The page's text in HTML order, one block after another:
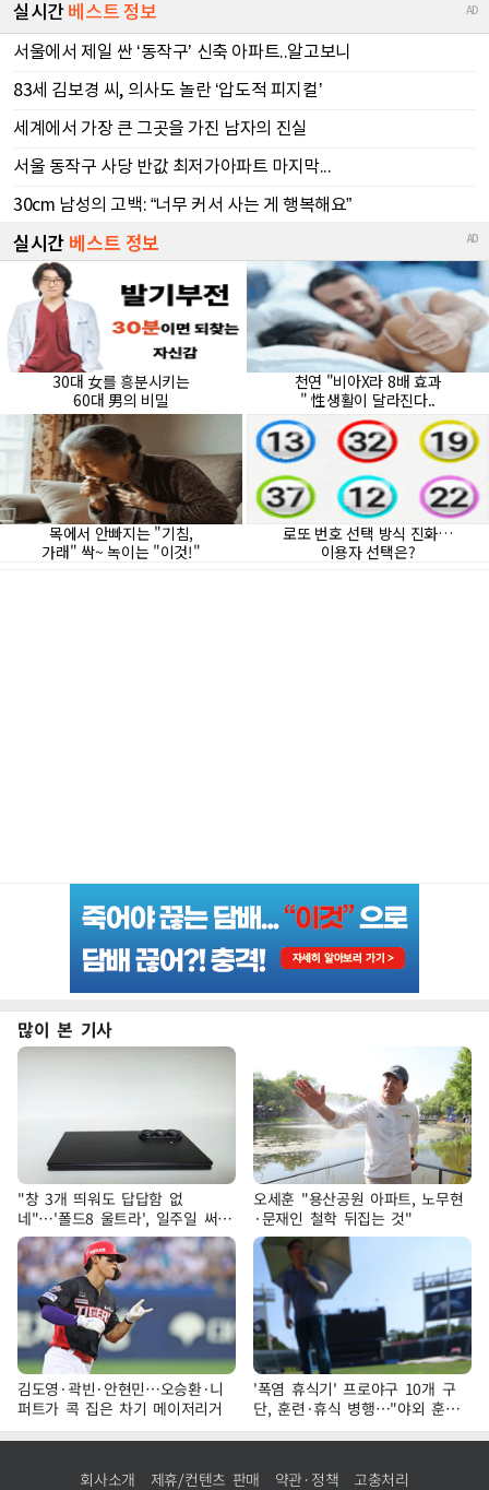
많이 본 기사
"창 3개 띄워도 답답함 없
네"…'폴드8 울트라', 일주일 써보
니
오세훈 "용산공원 아파트, 노무현
·문재인 철학 뒤집는 것"
김도영·곽빈·안현민…오승환·니
퍼트가 콕 집은 차기 메이저리거
'폭염 휴식기' 프로야구 10개 구
단, 훈련·휴식 병행…"야외 훈련
해도 안전 최우선"
회사소개 제휴/컨텐츠 판매 약관·정책 고충처리